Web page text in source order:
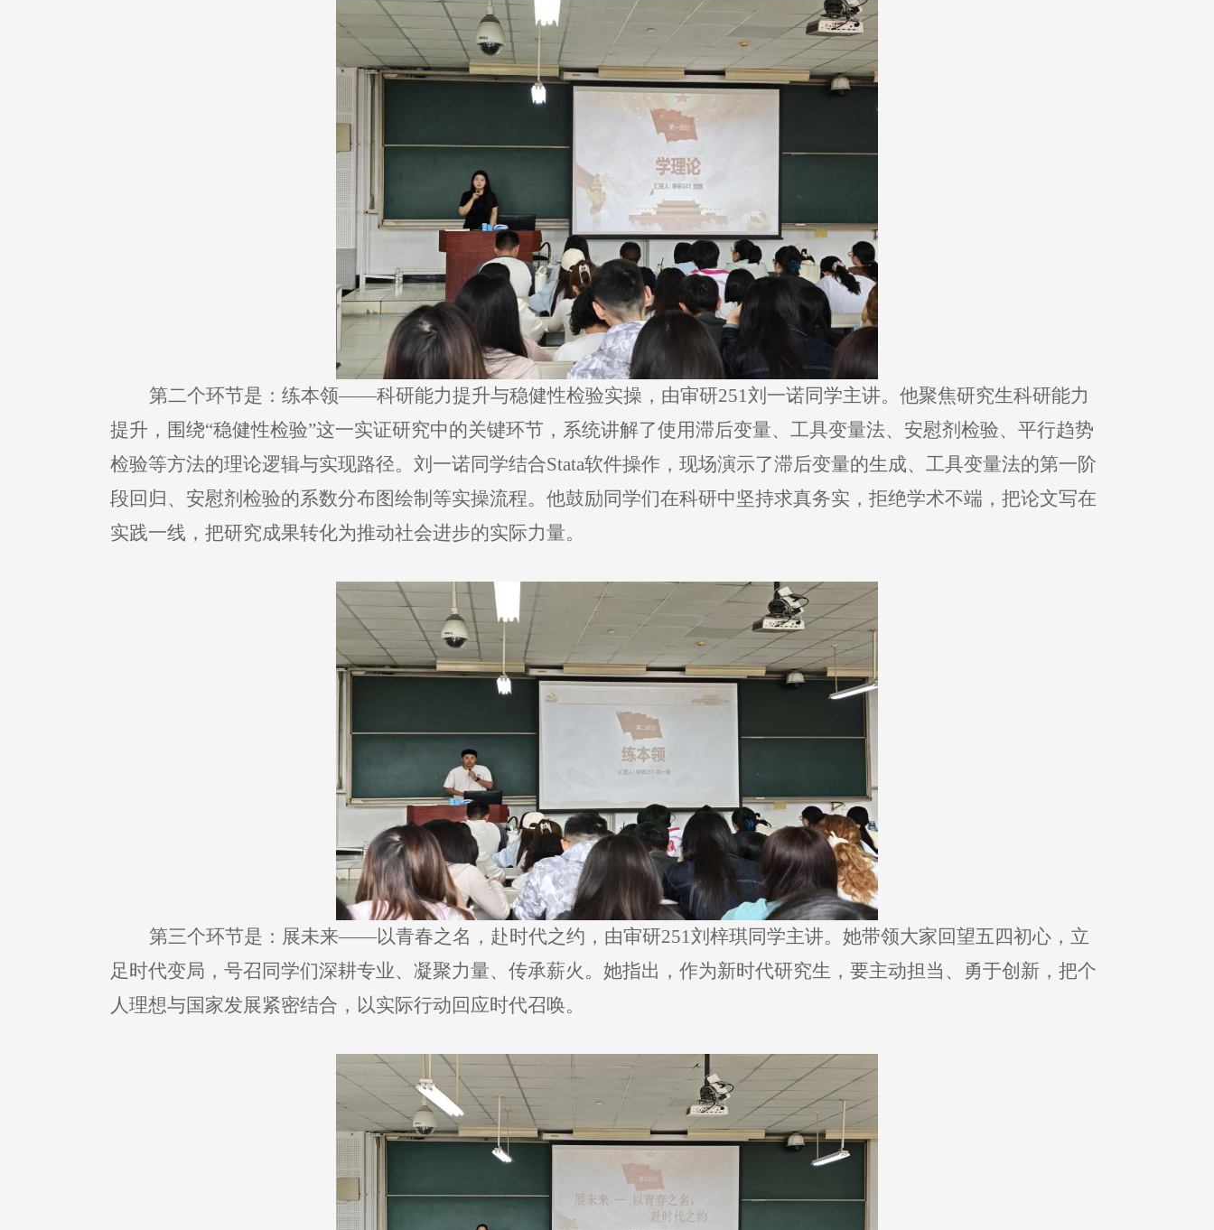
第二个环节是：练本领——科研能力提升与稳健性检验实操，由审研251刘一诺同学主讲。他聚焦研究生科研能力
提升，围绕“稳健性检验”这一实证研究中的关键环节，系统讲解了使用滞后变量、工具变量法、安慰剂检验、平行趋势
检验等方法的理论逻辑与实现路径。刘一诺同学结合Stata软件操作，现场演示了滞后变量的生成、工具变量法的第一阶
段回归、安慰剂检验的系数分布图绘制等实操流程。他鼓励同学们在科研中坚持求真务实，拒绝学术不端，把论文写在
实践一线，把研究成果转化为推动社会进步的实际力量。
第三个环节是：展未来——以青春之名，赴时代之约，由审研251刘梓琪同学主讲。她带领大家回望五四初心，立
足时代变局，号召同学们深耕专业、凝聚力量、传承薪火。她指出，作为新时代研究生，要主动担当、勇于创新，把个
人理想与国家发展紧密结合，以实际行动回应时代召唤。